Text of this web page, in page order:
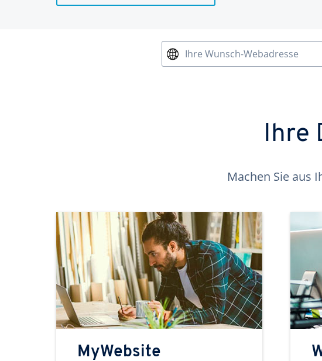
Ihre Wunsch-Webadresse
Ihre
Machen Sie aus
MyWebsite